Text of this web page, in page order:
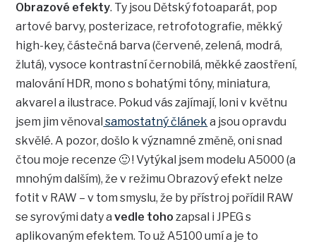
Obrazové efekty. Ty jsou Dětský fotoaparát, pop
artové barvy, posterizace, retrofotografie, měkký
high-key, částečná barva (červené, zelená, modrá,
žlutá), vysoce kontrastní černobilá, měkké zaostření,
malování HDR, mono s bohatými tóny, miniatura,
akvarel a ilustrace. Pokud vás zajímají, loni v květnu
jsem jim věnoval samostatný článek a jsou opravdu
skvělé. A pozor, došlo k významné změně, oni snad
čtou moje recenze 🙂 ! Vytýkal jsem modelu A5000 (a
mnohým dalším), že v režimu Obrazový efekt nelze
fotit v RAW – v tom smyslu, že by přístroj pořídil RAW
se syrovými daty avedle toho zapsal i JPEG s
aplikovaným efektem. To už A5100 umí a je to